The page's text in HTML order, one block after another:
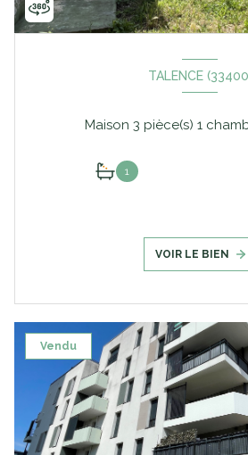
TALENCE
1
VOIR LE BIEN
Vendu